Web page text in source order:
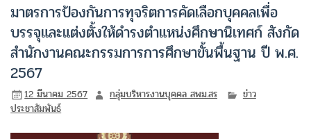
มาตรการป้องกันการทุจริตการคัดเลือกบุคคลเพื่อ
บรรจุและแต่งตั้งให้ดำรงตำแหน่งศึกษานิเทศก์ สังกัด
สำนักงานคณะกรรมการการศึกษาขั้นพื้นฐาน ปี พ.ศ.
2567
12 มีนาคม 2567 กลุ่มบริหารงานบุคคล สพม.สร
ข่าว
ประชาสัมพันธ์